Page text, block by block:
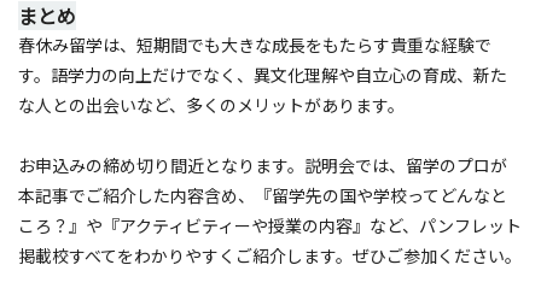
まとめ
春休み留学は、短期間でも大きな成長をもたらす貴重な経験で
す。語学力の向上だけでなく、異文化理解や自立心の育成、新た
な人との出会いなど、多くのメリットがあります。
お申込みの締め切り間近となります。説明会では、留学のプロが
本記事でご紹介した内容含め、『留学先の国や学校ってどんなと
ころ？』や『アクティビティーや授業の内容』など、パンフレット
掲載校すべてをわかりやすくご紹介します。ぜひご参加ください。